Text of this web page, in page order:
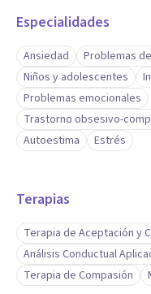
Especialidades
Ansiedad
Problemas
Niños y adolescentes
Problemas emocionales
Trastorno obsesivo-
Autoestima
Estrés
Terapias
Terapia de Aceptación y
Análisis Conductual
Terapia de Compasión